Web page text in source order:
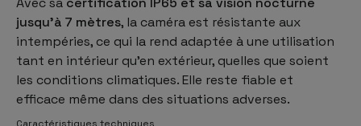
jusqu'à 7 mètres, la caméra est résistante aux
intempéries, ce qui la rend adaptée à une utilisation
tant en intérieur qu'en extérieur, quelles que soient
les conditions climatiques. Elle reste fiable et
efficace même dans des situations adverses.
Caractéristiques techniques